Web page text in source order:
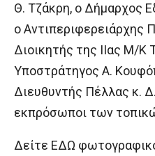
Θ. Τζάκρη, ο Δήμαρχος
ο Αντιπεριφερειάρχης
Διοικητής της ΙΙας Μ/Κ
Υποστράτηγος Α.
Διευθυντής Πέλλας κ.
εκπρόσωποι των
Δείτε ΕΔΩ